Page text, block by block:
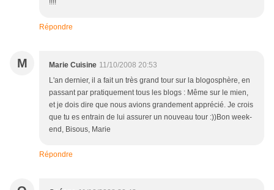
!!!!
Répondre
M Marie Cuisine 11/10/2008 20:53
L'an dernier, il a fait un très grand tour sur la blogosphère, en
passant par pratiquement tous les blogs : Même sur le mien,
et je dois dire que nous avions grandement apprécié. Je crois
que tu es entrain de lui assurer un nouveau tour :))Bon week-
end, Bisous, Marie
Répondre